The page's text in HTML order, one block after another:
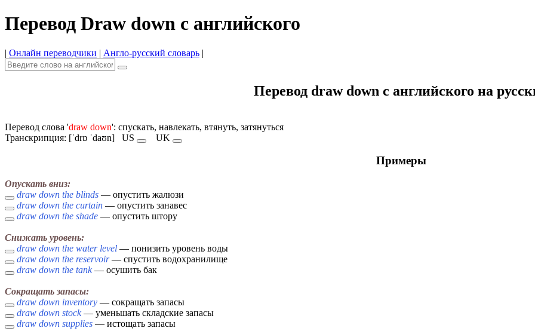
Перевод Draw down с английского
| Онлайн переводчики | Англо-русский словарь |
Перевод draw down с английского на
Перевод слова 'draw down': спускать, навлекать, втянуть, затянуться
Транскрипция: [ˈdrɒ ˈdaʊn] US UK
Примеры
Опускать вниз:
draw down the blinds — опустить жалюзи
draw down the curtain — опустить занавес
draw down the shade — опустить штору
Снижать уровень:
draw down the water level — понизить уровень воды
draw down the reservoir— спустить водохранилище
draw down the tank— осушить бак
Сокращать запасы:
draw down inventory — сокращать запасы
draw down stock— уменьшать складские запасы
draw down supplies — истощать запасы